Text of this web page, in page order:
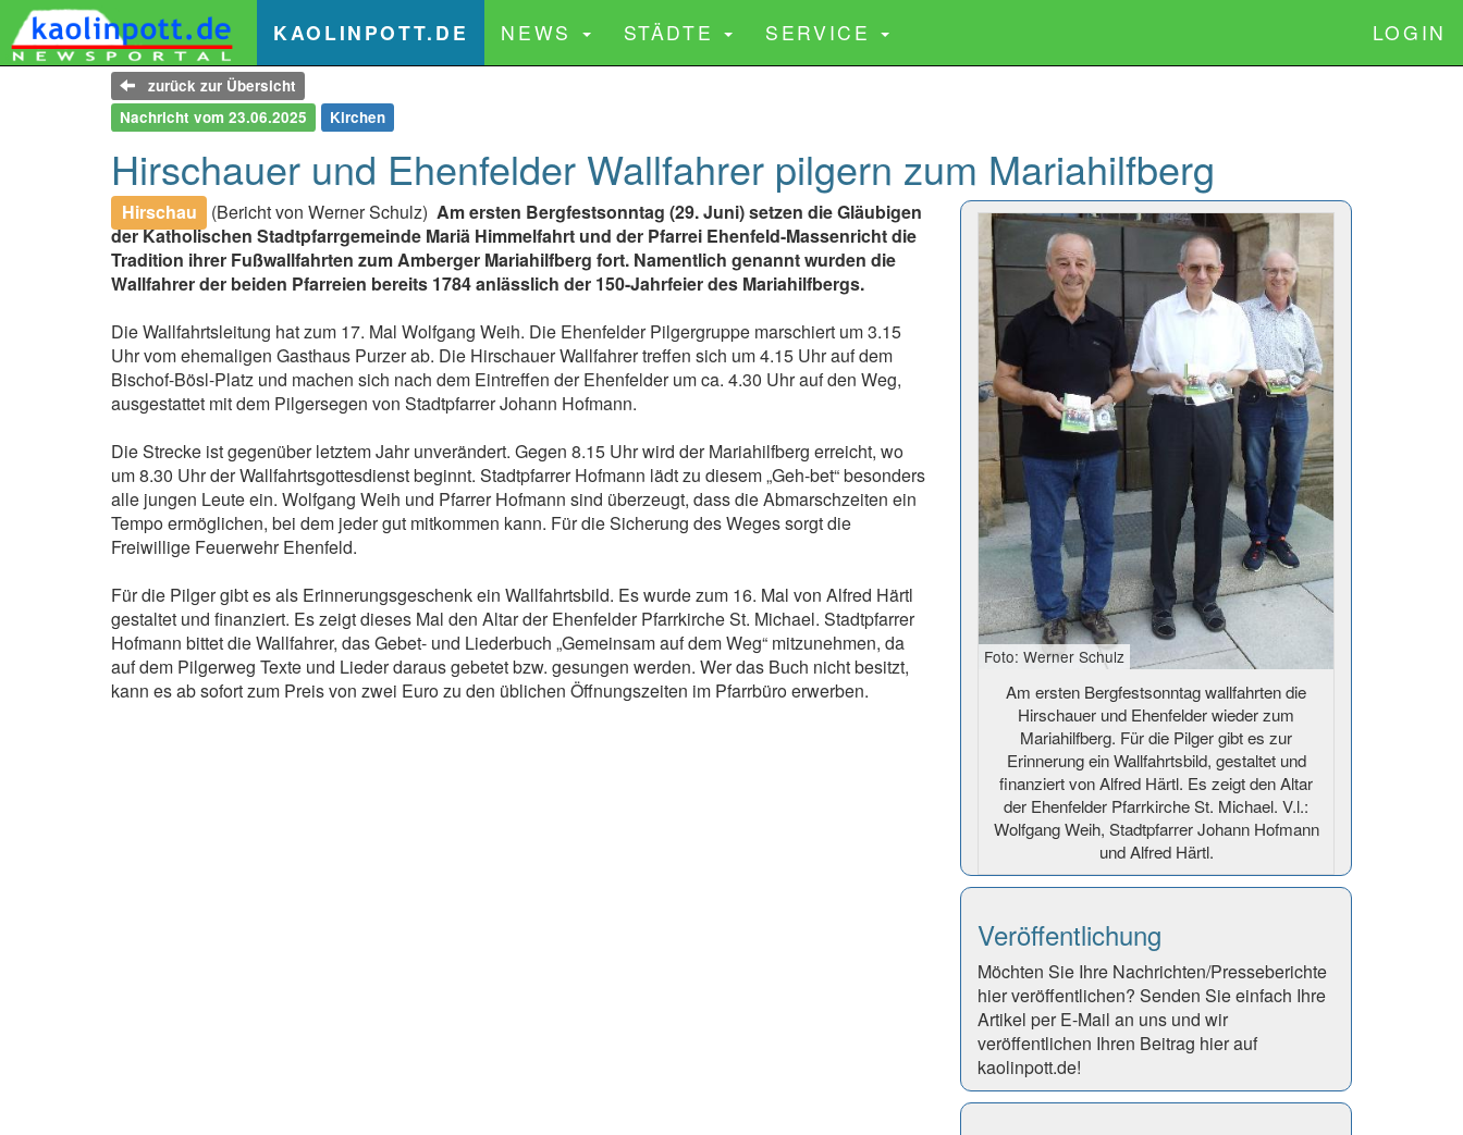
KAOLINPOTT.DE (CURRENT)
NEWS STÄDTE SERVICE LOGIN
zurück zur Übersicht
Nachricht vom 23.06.2025
Kirchen
Hirschauer und Ehenfelder Wallfahrer pilgern zum Mariahilfberg
Hirschau (Bericht von Werner Schulz)Am ersten Bergfestsonntag (29. Juni) setzen die Gläubigen
der Katholischen Stadtpfarrgemeinde Mariä Himmelfahrt und der Pfarrei Ehenfeld-Massenricht die
Tradition ihrer Fußwallfahrten zum Amberger Mariahilfberg fort. Namentlich genannt wurden die
Wallfahrer der beiden Pfarreien bereits 1784 anlässlich der 150-Jahrfeier des Mariahilfbergs.
Die Wallfahrtsleitung hat zum 17. Mal Wolfgang Weih. Die Ehenfelder Pilgergruppe marschiert um 3.15
Uhr vom ehemaligen Gasthaus Purzer ab. Die Hirschauer Wallfahrer treffen sich um 4.15 Uhr auf dem
Bischof-Bösl-Platz und machen sich nach dem Eintreffen der Ehenfelder um ca. 4.30 Uhr auf den Weg,
ausgestattet mit dem Pilgersegen von Stadtpfarrer Johann Hofmann.
Die Strecke ist gegenüber letztem Jahr unverändert. Gegen 8.15 Uhr wird der Mariahilfberg erreicht, wo
um 8.30 Uhr der Wallfahrtsgottesdienst beginnt. Stadtpfarrer Hofmann lädt zu diesem „Geh-bet“ besonders
alle jungen Leute ein. Wolfgang Weih und Pfarrer Hofmann sind überzeugt, dass die Abmarschzeiten ein
Tempo ermöglichen, bei dem jeder gut mitkommen kann. Für die Sicherung des Weges sorgt die
Freiwillige Feuerwehr Ehenfeld.
Für die Pilger gibt es als Erinnerungsgeschenk ein Wallfahrtsbild. Es wurde zum 16. Mal von Alfred Härtl
gestaltet und finanziert. Es zeigt dieses Mal den Altar der Ehenfelder Pfarrkirche St. Michael. Stadtpfarrer
Hofmann bittet die Wallfahrer, das Gebet- und Liederbuch „Gemeinsam auf dem Weg“ mitzunehmen, da
auf dem Pilgerweg Texte und Lieder daraus gebetet bzw. gesungen werden. Wer das Buch nicht besitzt,
kann es ab sofort zum Preis von zwei Euro zu den üblichen Öffnungszeiten im Pfarrbüro erwerben.
Foto: Werner Schulz
Am ersten Bergfestsonntag wallfahrten die
Hirschauer und Ehenfelder wieder zum
Mariahilfberg. Für die Pilger gibt es zur
Erinnerung ein Wallfahrtsbild, gestaltet und
finanziert von Alfred Härtl. Es zeigt den Altar
der Ehenfelder Pfarrkirche St. Michael. V.l.:
Wolfgang Weih, Stadtpfarrer Johann Hofmann
und Alfred Härtl.
Veröffentlichung
Möchten Sie Ihre Nachrichten/Presseberichte
hier veröffentlichen? Senden Sie einfach Ihre
Artikel per E-Mail an uns und wir
veröffentlichen Ihren Beitrag hier auf
kaolinpott.de!